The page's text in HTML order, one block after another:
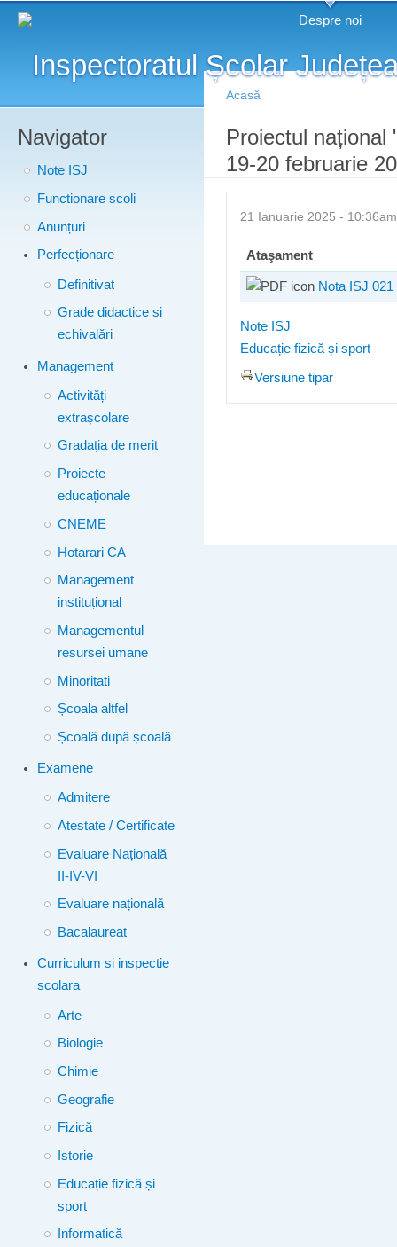
Meniu principal Despre noi
Navigator
Note ISJ
Functionare scoli
Anunțuri
Perfecționare
Definitivat
Grade didactice si
echivalări
Management
Activități
extrașcolare
Gradația de merit
Proiecte
educaționale
CNEME
Hotarari CA
Management
instituțional
Managementul
resursei umane
Minoritati
Școala altfel
Școală după școală
Examene
Admitere
Atestate / Certificate
Evaluare Națională
II-IV-VI
Evaluare națională
Bacalaureat
Curriculum si inspectie
scolara
Arte
Biologie
Chimie
Geografie
Fizică
Istorie
Educație fizică și
sport
Informatică
Eşti aici
Acasă
Proiectul național
19-20 februarie
21 Ianuarie 2025 -
Ataşament
Nota ISJ
Note ISJ
Educație fizică și sport
Versiune tipar